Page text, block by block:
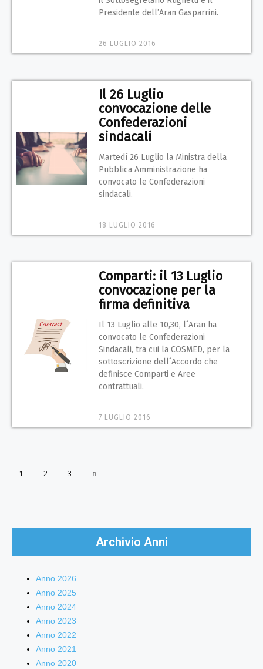
Presidente dell’Aran Gasparrini.
26 LUGLIO 2016
Il 26 Luglio
convocazione delle
Confederazioni
sindacali
Martedì 26 Luglio la Ministra della
Pubblica Amministrazione ha
convocato le Confederazioni
sindacali.
18 LUGLIO 2016
Comparti: il 13 Luglio
convocazione per la
firma definitiva
Il 13 Luglio alle 10,30, l´Aran ha
convocato le Confederazioni
Sindacali, tra cui la COSMED, per la
sottoscrizione dell´Accordo che
definisce Comparti e Aree
contrattuali.
7 LUGLIO 2016
1 2 3
Archivio Anni
Anno 2026
Anno 2025
Anno 2024
Anno 2023
Anno 2022
Anno 2021
Anno 2020